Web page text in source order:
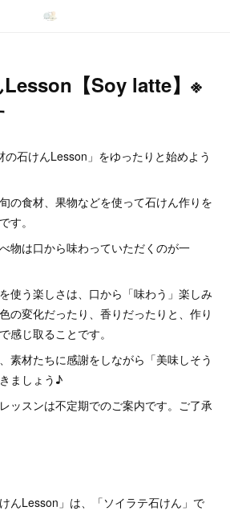
【Soy latte】※
石けんLesson」をゆったりと始めよう
の食材、果物などを使って石けん作りを
す。
物は口から味わっていただくのが一
使う楽しさは、口から「味わう」楽しみ
の変化だったり、香りだったりと、作り
感じ取ることです。
素材たちに感謝をしながら「美味しそう
ましょう♪
ッスンは不定期でのご案内です。ご了承
んLesson」は、「ソイラテ石けん」で